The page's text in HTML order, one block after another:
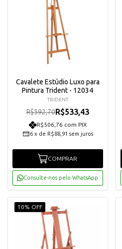
Cavalete Estúdio Luxo para
Pintura Trident - 12034
TRIDENT
R$592,70R$533,43
R$506,76 com PIX
6 x de R$88,91 sem juros
COMPRAR
Consulte-nos pelo WhatsApp
10% OFF